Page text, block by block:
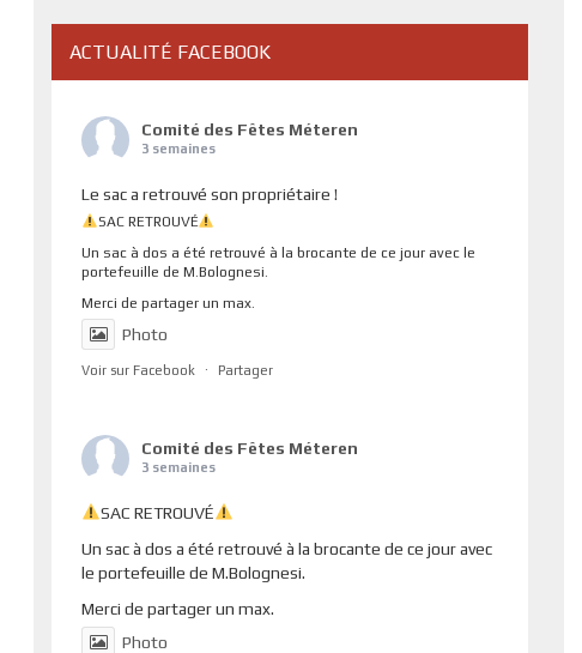
ACTUALITÉ FACEBOOK
Comité des Fêtes Méteren
3 semaines
Le sac a retrouvé son propriétaire !
SAC RETROUVÉ
Un sac à dos a été retrouvé à la brocante de ce jour avec le
portefeuille de M.Bolognesi.
Merci de partager un max.
Photo
Voir sur Facebook · Partager
Comité des Fêtes Méteren
3 semaines
SAC RETROUVÉ
Un sac à dos a été retrouvé à la brocante de ce jour avec
le portefeuille de M.Bolognesi.
Merci de partager un max.
Photo